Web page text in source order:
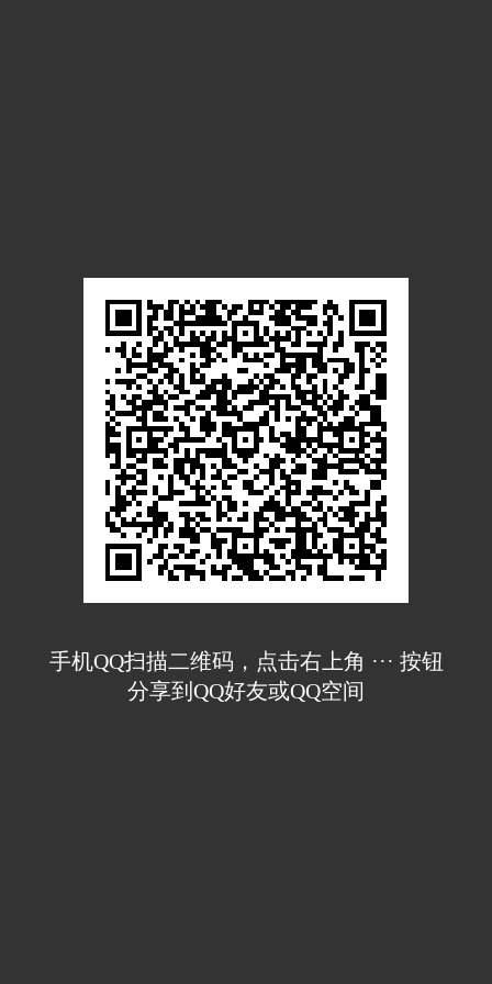
手机QQ扫描二维码，点击右上角 ··· 按钮
分享到QQ好友或QQ空间